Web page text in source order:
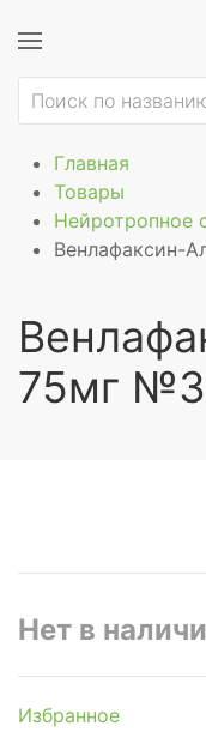
Главная
Товары
Нейротропное
Венлафаксин-
75мг
Нет в
Избранное